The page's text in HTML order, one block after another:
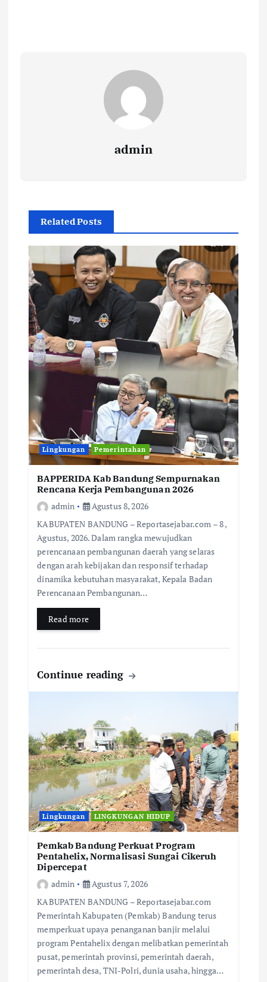
admin
Related Posts
Lingkungan Pemerintahan
BAPPERIDA Kab Bandung Sempurnakan
Rencana Kerja Pembangunan 2026
admin
Agustus 8, 2026
KABUPATEN BANDUNG – Reportasejabar.com – 8 ,
Agustus, 2026. Dalam rangka mewujudkan
perencanaan pembangunan daerah yang selaras
dengan arah kebijakan dan responsif terhadap
dinamika kebutuhan masyarakat, Kepala Badan
Perencanaan Pembangunan…
Read more
Continue reading
Lingkungan LINGKUNGAN HIDUP
Pemkab Bandung Perkuat Program
Pentahelix, Normalisasi Sungai Cikeruh
Dipercepat
admin
Agustus 7, 2026
KABUPATEN BANDUNG – Reportasejabar.com
Pemerintah Kabupaten (Pemkab) Bandung terus
memperkuat upaya penanganan banjir melalui
program Pentahelix dengan melibatkan pemerintah
pusat, pemerintah provinsi, pemerintah daerah,
pemerintah desa, TNI-Polri, dunia usaha, hingga…